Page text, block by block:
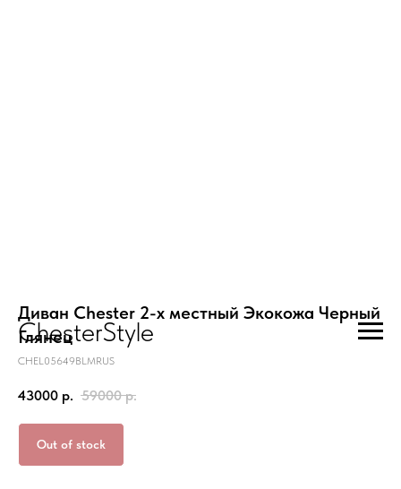
ChesterStyle
Диван Chester 2-х местный Экокожа Черный
Глянец
CHEL05649BLMRUS
43000 р. 59000 р.
Out of stock